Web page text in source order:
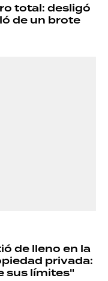
total: desligó
de un brote
de lleno en la
privada:
sus límites"